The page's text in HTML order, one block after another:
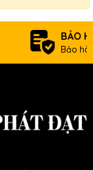
BẢO
Bảo